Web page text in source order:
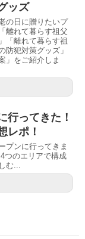
ッズ
の日に贈りたいプ
離れて暮らす祖父
「離れて暮らす祖
防犯対策グッズ」
」をご紹介しま
行ってきた！
レポ！
プンに行ってきま
つのエリアで構成
む...